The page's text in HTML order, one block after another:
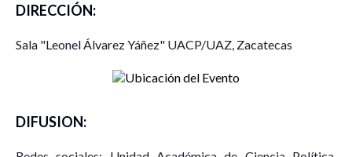
DIRECCIÓN:
Sala "Leonel Álvarez Yáñez" UACP/UAZ, Zacatecas
DIFUSION: